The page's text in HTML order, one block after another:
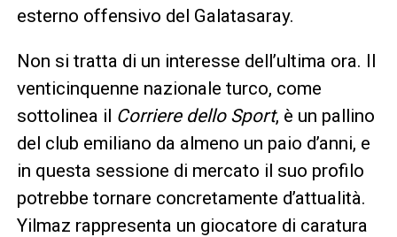
esterno offensivo del Galatasaray.
Non si tratta di un interesse dell’ultima ora. Il
venticinquenne nazionale turco, come
sottolinea il Corriere dello Sport, è un pallino
del club emiliano da almeno un paio d’anni, e
in questa sessione di mercato il suo profilo
potrebbe tornare concretamente d’attualità.
Yilmaz rappresenta un giocatore di caratura